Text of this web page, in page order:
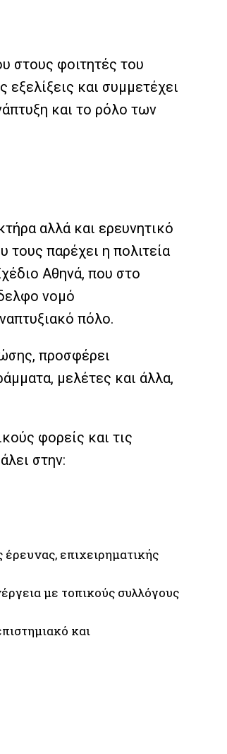
στους φοιτητές του
και συμμετέχει
και το ρόλο των
αλλά και ερευνητικό
παρέχει η πολιτεία
Αθηνά, που στο
νομό
πόλο.
προσφέρει
μελέτες και άλλα,
φορείς και τις
στην:
επιχειρηματικής
με τοπικούς συλλόγους
και